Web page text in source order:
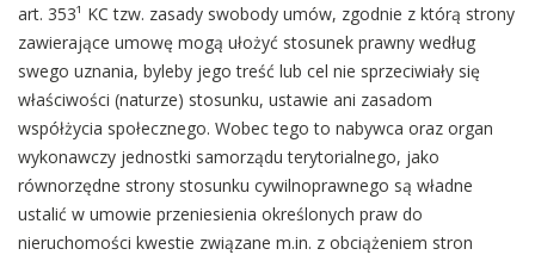
art. 353¹ KC tzw. zasady swobody umów, zgodnie z którą strony
zawierające umowę mogą ułożyć stosunek prawny według
swego uznania, byleby jego treść lub cel nie sprzeciwiały się
właściwości (naturze) stosunku, ustawie ani zasadom
współżycia społecznego. Wobec tego to nabywca oraz organ
wykonawczy jednostki samorządu terytorialnego, jako
równorzędne strony stosunku cywilnoprawnego są władne
ustalić w umowie przeniesienia określonych praw do
nieruchomości kwestie związane m.in. z obciążeniem stron